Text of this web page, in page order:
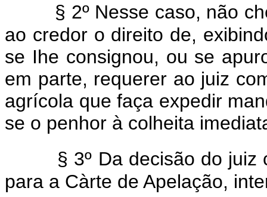
§ 2º Nesse caso, não
ao credor o direito de,
se Ihe consignou, ou se
em parte, requerer ao juiz
agrícola que faça expedir
se o penhor à colheita
§ 3º Da decisão do
para a Càrte de Apelação,